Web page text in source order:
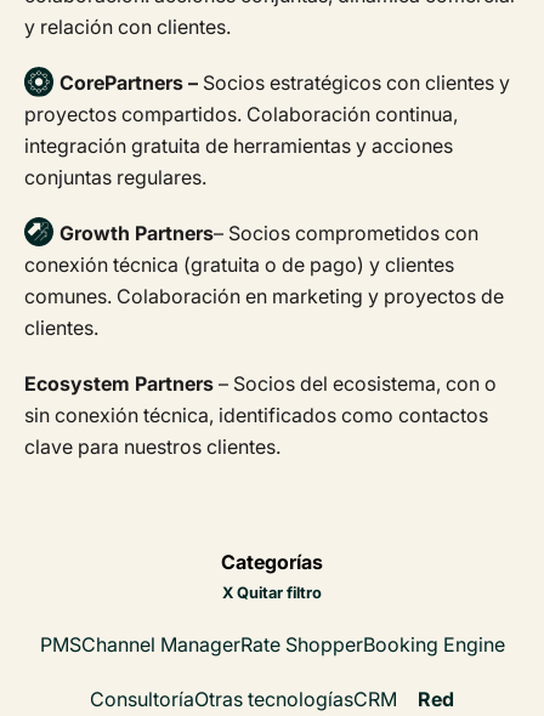
y relación con clientes.
CorePartners – Socios estratégicos con clientes y
proyectos compartidos. Colaboración continua,
integración gratuita de herramientas y acciones
conjuntas regulares.
Growth Partners– Socios comprometidos con
conexión técnica (gratuita o de pago) y clientes
comunes. Colaboración en marketing y proyectos de
clientes.
Ecosystem Partners – Socios del ecosistema, con o
sin conexión técnica, identificados como contactos
clave para nuestros clientes.
Categorías
X Quitar filtro
PMSChannel ManagerRate ShopperBooking Engine
ConsultoríaOtras tecnologíasCRM Red